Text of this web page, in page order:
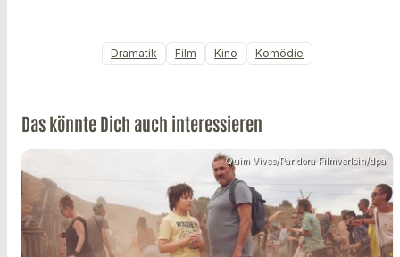
Dramatik Film Kino Komödie
Das könnte Dich auch interessieren
Quim Vives/Pandora Filmverleih/dpa